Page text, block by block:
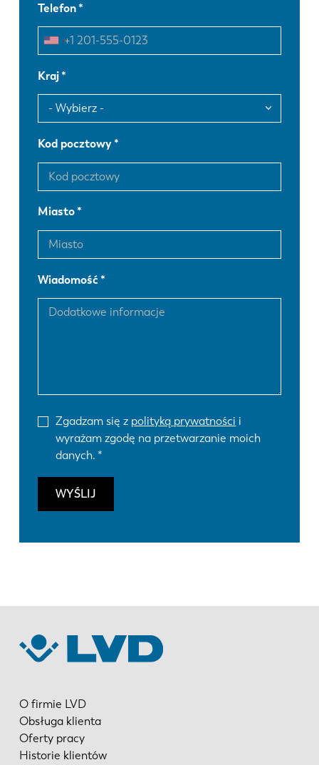
Telefon
Kraj
Kod pocztowy
Miasto
Wiadomość
Zgadzam się z polityką prywatności i
wyrażam zgodę na przetwarzanie moich
danych.
WYŚLIJ
O firmie LVD
Obsługa klienta
Oferty pracy
Historie klientów